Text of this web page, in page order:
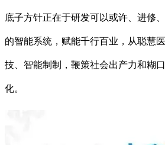
底子方针正在于研发可以或许、进修
的智能系统，赋能千行百业，从聪慧
技、智能制制，鞭策社会出产力和糊
化。